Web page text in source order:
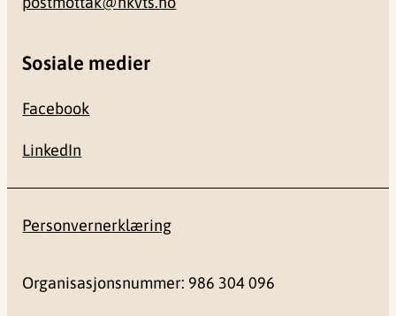
Sosiale medier
Facebook
LinkedIn
Personvernerklæring
Organisasjonsnummer: 986 304 096